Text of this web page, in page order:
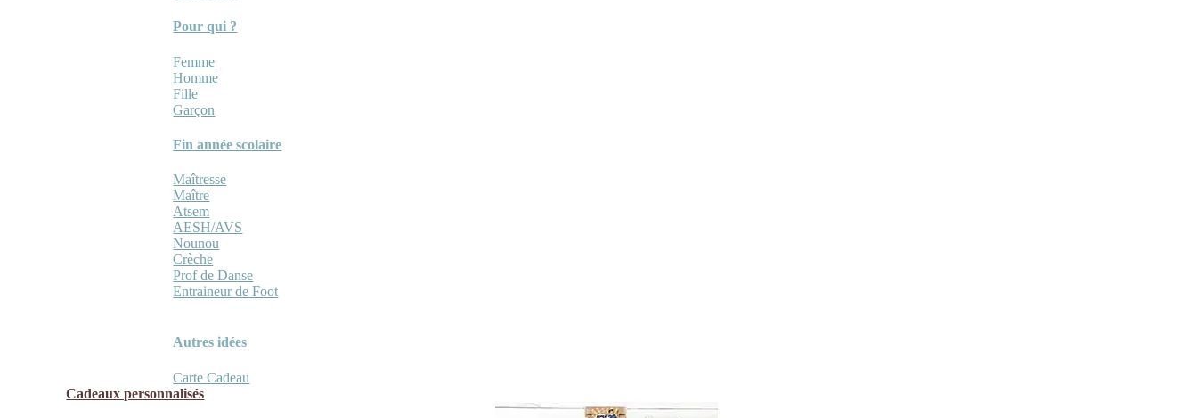
Pour qui ?
Femme
Homme
Fille
Garçon
Fin année scolaire
Maîtresse
Maître
Atsem
AESH/AVS
Nounou
Crèche
Prof de Danse
Entraineur de Foot
Autres idées
Carte Cadeau
Cadeaux personnalisés